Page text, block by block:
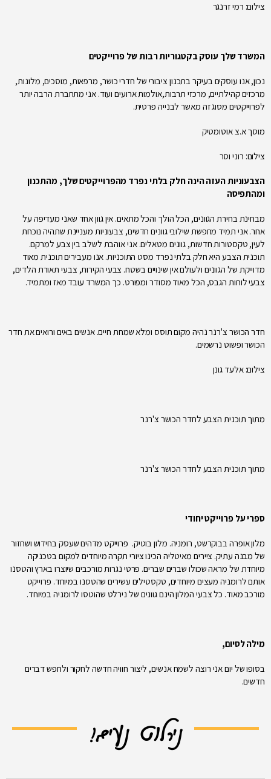
צילום: רמי זרנגר
המשרד שלך עוסק בקטגוריות רבות של פרוייקטים
נכון, אנו עוסקים בעיקר בתכנון ציבורי של חדרי כושר, מרפאות, מוסכים, מלונות,
מרכזים קהילתיים, מרכזי תרבות,אולמות ארועים ועוד. אני מתחברת הרבה יותר
לפרוייקטים מסוג זה מאשר לבנייה פרטית.
מוסך א.צ אוטומטיק
צילום: רוני וסר
הצבעוניות העזה הינה חלק בלתי נפרד מהפרוייקטים שלך, מהתכנון
ומהתפיסה
מבחינת בחירת הגוונים, הכל הולך והכל מתאים. אין גוון אחד שאני מעדיפה על
אחר. אני תמיד מחפשת שילובי גוונים חדשים, צבעוניות מעניינת שתהיה נוכחת
לעין, טקסטורות חדשות, גוונים מטאלים. אני אוהבת לשלב בין צבע למרקם.
תוכנית הצבע היא חלק בלתי נפרד מסט התוכניות. אנו מעבירים תוכנית מאוד
מדוייקת של הגוונים ולעולם אין שינויים בשטח. צבעי הקירות, צבעי תאורת הלדים,
צבעי לוחות הגבס, הכל מאוד מסודר ומפורט. כך המשרד עובד מאז ומתמיד.
חדר הכושר צ'רנר נהיה מקום תוסס ומלא שמחת חיים. אנשים באים ורואים את חדר
הכושר ופשוט נרשמים.
צילום: אלעד גונן
מתוך תוכנית הצבע לחדר הכושר צ'רנר
מתוך תוכנית הצבע לחדר הכושר צ'רנר
ספרי על פרוייקט יחודי
מלון אופרה בבוקרשט, רומניה. מלון בוטיק. פרוייקט מדהים שעסק בחידוש ושחזור
של מבנה עתיק. ציירים מאיטליה הכינו ציורי תקרה מיוחדים למקום בטכניקה
מיוחדת של מראה שכולו שברים שברים. פרטי נגרות מורכבים שיוצרו בארץ והטסנו
אותם לרומניה מעצים מיוחדים, טקסטילים עשירים שהטסנו במיוחד. פרוייקט
מורכב מאוד. כל צבעי המלון הינם גוונים של נירלט שהוטסו לרומניה במיוחד.
מילה לסיום,
בסופו של יום אני רוצה לשמח אנשים, ליצור חוויה חדשה לחקור ולחפש דברים
חדשים.
נירלוט נעים!